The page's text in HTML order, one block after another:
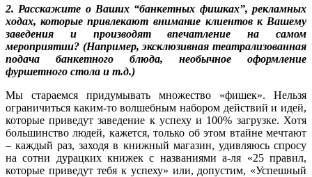
2. Расскажите о Ваших “банкетных фишках”, рекламных
ходах, которые привлекают внимание клиентов к Вашему
заведения и производят впечатление на самом
мероприятии? (Например, эксклюзивная театрализованная
подача банкетного блюда, необычное оформление
фуршетного стола и т.д.)
Мы стараемся придумывать множество «фишек». Нельзя
ограничиться каким-то волшебным набором действий и идей,
которые приведут заведение к успеху и 100% загрузке. Хотя
большинство людей, кажется, только об этом втайне мечтают
– каждый раз, заходя в книжный магазин, удивляюсь спросу
на сотни дурацких книжек с названиями а-ля «25 правил,
которые приведут тебя к успеху» или, допустим, «Успешный